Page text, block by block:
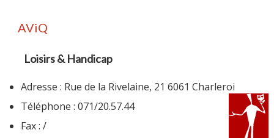
AViQ
Loisirs & Handicap
Adresse : Rue de la Rivelaine, 21 6061 Charleroi
Téléphone : 071/20.57.44
Fax : /